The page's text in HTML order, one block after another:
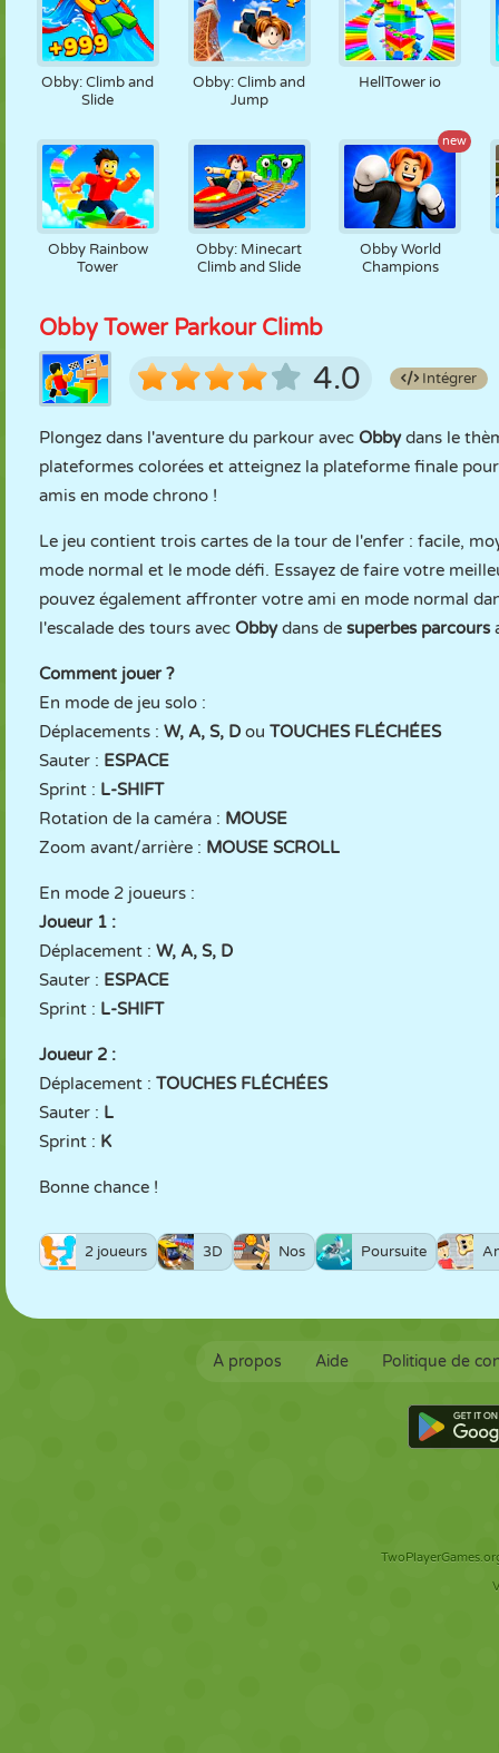
Obby: Climb and
Slide
Obby: Climb and
Jump
HellTower io
Obby Rainbow
Tower
Obby: Minecart
Climb and Slide
new
Obby World
Champions
Obby Tower Parkour Climb
4.0 Intégrer
Plongez dans l'aventure du parkour avec Obbydans le
plateformes colorées et atteignez la plateforme finale
amis en mode chrono !
Le jeu contient trois cartes de la tour de l'enfer : facile,
mode normal et le mode défi. Essayez de faire votre
pouvez également affronter votre ami en mode normal
l'escalade des tours avec Obbydans de superbes parcours
Comment jouer ?
En mode de jeu solo :
Déplacements : W, A, S, D ou TOUCHES FLÉCHÉES
Sauter : ESPACE
Sprint : L-SHIFT
Rotation de la caméra : MOUSE
Zoom avant/arrière : MOUSE SCROLL
En mode 2 joueurs :
Joueur 1 :
Déplacement : W, A, S, D
Sauter : ESPACE
Sprint : L-SHIFT
Joueur 2 :
Déplacement : TOUCHES FLÉCHÉES
Sauter : L
Sprint : K
Bonne chance !
2 joueurs 3D Nos Poursuite
À propos Aide Politique de